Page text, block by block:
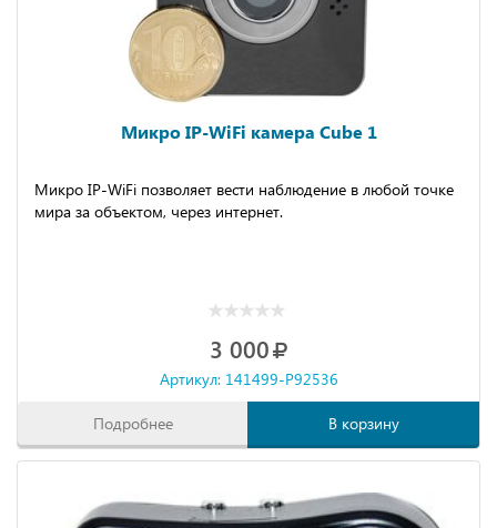
Микро IP-WiFi камера Cube 1
Микро IP-WiFi позволяет вести наблюдение в любой точке
мира за объектом, через интернет.
3 000
Артикул: 141499-P92536
Подробнее В корзину